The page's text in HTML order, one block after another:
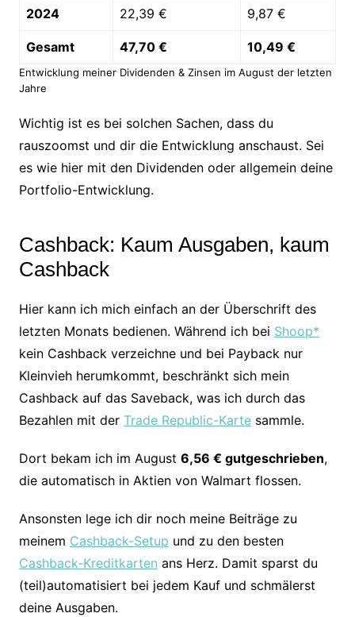
2024 22,39 € 9,87 €
Gesamt 47,70 € 10,49 €
Entwicklung meiner Dividenden & Zinsen im August der letzten
Jahre
Wichtig ist es bei solchen Sachen, dass du
rauszoomst und dir die Entwicklung anschaust. Sei
es wie hier mit den Dividenden oder allgemein deine
Portfolio-Entwicklung.
Cashback: Kaum Ausgaben, kaum
Cashback
Hier kann ich mich einfach an der Überschrift des
letzten Monats bedienen. Während ich bei Shoop*
kein Cashback verzeichne und bei Payback nur
Kleinvieh herumkommt, beschränkt sich mein
Cashback auf das Saveback, was ich durch das
Bezahlen mit der Trade Republic-Kartesammle.
Dort bekam ich im August 6,56 € gutgeschrieben,
die automatisch in Aktien von Walmart flossen.
Ansonsten lege ich dir noch meine Beiträge zu
meinem Cashback-Setup und zu den besten
Cashback-Kreditkarten ans Herz. Damit sparst du
(teil)automatisiert bei jedem Kauf und schmälerst
deine Ausgaben.